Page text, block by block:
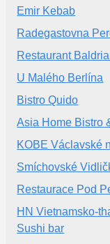
Emir Kebab
Radegastovna
Restaurant
U Malého Berlína
Bistro Quido
Asia Home Bistro
KOBE Václavské
Smíchovské
Restaurace Pod
HN Vietnamsko-
Sushi bar